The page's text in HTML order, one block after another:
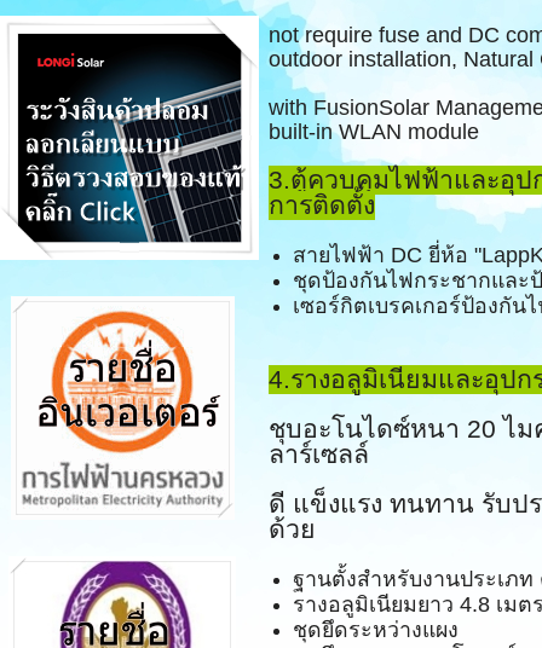
not require fuse and DC
outdoor installation, Natural
with FusionSolar
built-inWLAN module
3.ตู้ควบคุมไฟฟ้าและอุ
การติดตั้ง
สายไฟฟ้า DC ยี่ห้อ
ชุดป้องกันไฟกระชากและ
เซอร์กิตเบรคเกอร์ป้องกัน
4.รางอลูมิเนียมและอุป
ชุบอะโนไดซ์หนา 20 ไ
ลาร์เซลล์
ดี แข็งแรง ทนทาน รับป
ด้วย
ฐานตั้งสำหรับงานประเภ
รางอลูมิเนียมยาว 4.8 เมต
ชุดยึดระหว่างแผง